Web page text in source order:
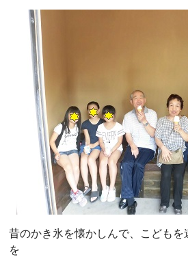
昔のかき氷を懐かしんで、こども
を